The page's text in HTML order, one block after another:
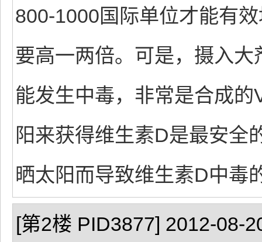
800-1000国际单位才能有
要高一两倍。可是，摄入
能发生中毒，非常是合成
阳来获得维生素D是最安全
晒太阳而导致维生素D中毒
[第2楼 PID3877] 2012-08-